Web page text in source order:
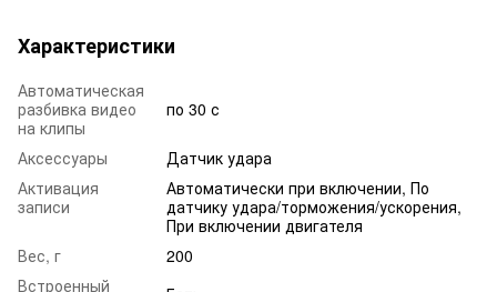
Характеристики
Автоматическая
разбивка видео
на клипы
по 30 с
Аксессуары
Датчик удара
Активация
записи
Автоматически при включении, По
датчику удара/торможения/ускорения,
При включении двигателя
Вес, г
200
Встроенный